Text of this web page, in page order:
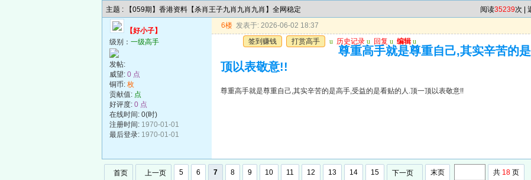
主题 : 【059期】香港资料【杀肖王子九肖九肖九肖】全网稳定 阅读35239次 |
【好小子】
级别： 一级高手
发帖:
威望: 0 点
铜币: 枚
贡献值: 点
好评度: 0 点
在线时间: 0(时)
注册时间: 1970-01-01
最后登录: 1970-01-01
6楼 发表于: 2026-06-02 18:37
签到赚钱
打赏高手 u 历史记录 u 回复 u 编辑 u
尊重高手就是尊重自己,其实辛苦的
顶以表敬意!!
尊重高手就是尊重自己,其实辛苦的是高手,受益的是看贴的人.顶一顶以表敬意!!
首页 上一页 5 6 7 8 9 10 11 12 13 14 15 下一页 末页 共 18 页